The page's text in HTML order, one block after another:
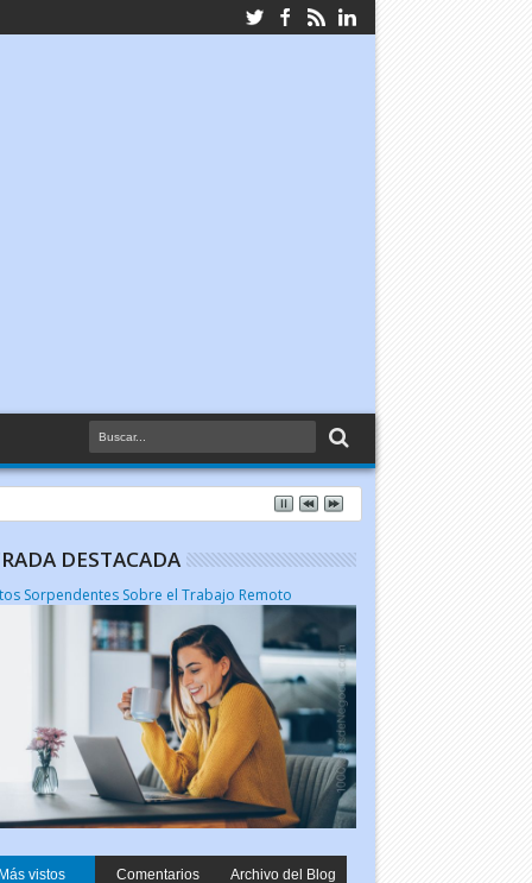
DESTACADA
Sorpendentes Sobre el Trabajo Remoto
Más vistos Comentarios Archivo del Blog